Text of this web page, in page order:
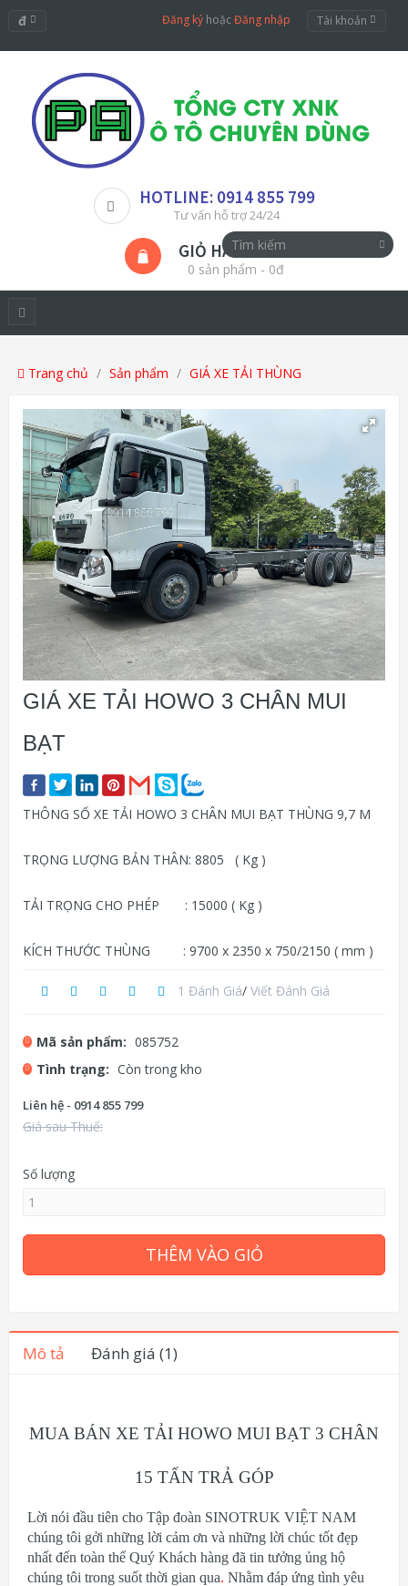
đ Đăng ký hoặcĐăng nhập Tài khoản
HOTLINE: 0914 855 799
Tư vấn hỗ trợ 24/24
GIỎ HÀNG
0 sản phẩm - 0đ
Trang chủ Sản phẩm GIÁ XE TẢI THÙNG
GIÁ XE TẢI HOWO 3 CHÂN MUI
BẠT
THÔNG SỐ XE TẢI HOWO 3 CHÂN MUI BẠT THÙNG 9,7 M
TRỌNG LƯỢNG BẢN THÂN: 8805 ( Kg )
TẢI TRỌNG CHO PHÉP : 15000 ( Kg )
KÍCH THƯỚC THÙNG : 9700 x 2350 x 750/2150 ( mm )
1 Đánh Giá/ Viết Đánh Giá
Mã sản phẩm: 085752
Tình trạng: Còn trong kho
Liên hệ - 0914 855 799
Giá sau Thuế:
Số lượng
THÊM VÀO GIỎ
Mô tả Đánh giá (1)
MUA BÁN XE TẢI HOWO MUI BẠT 3 CHÂN
15 TẤN TRẢ GÓP
Lời nói đầu tiên cho Tập đoàn SINOTRUK VIỆT NAM
chúng tôi gởi những lời cảm ơn và những lời chúc tốt đẹp
nhất đến toàn thể Quý Khách hàng đã tin tưởng ủng hộ
chúng tôi trong suốt thời gian qua. Nhằm đáp ứng tình yêu